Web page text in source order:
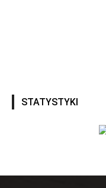
STATYSTYKI